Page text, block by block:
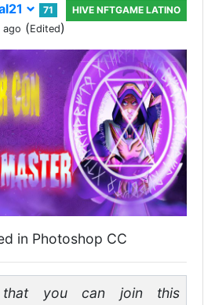
71
ago (Edited)
HIVE NFTGAME LATINO
in Photoshop CC
that you can join this